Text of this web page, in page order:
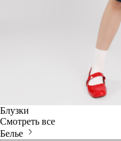
Блузки
Смотреть все
Белье